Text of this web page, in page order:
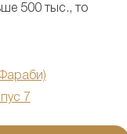
500 тыс., то
7